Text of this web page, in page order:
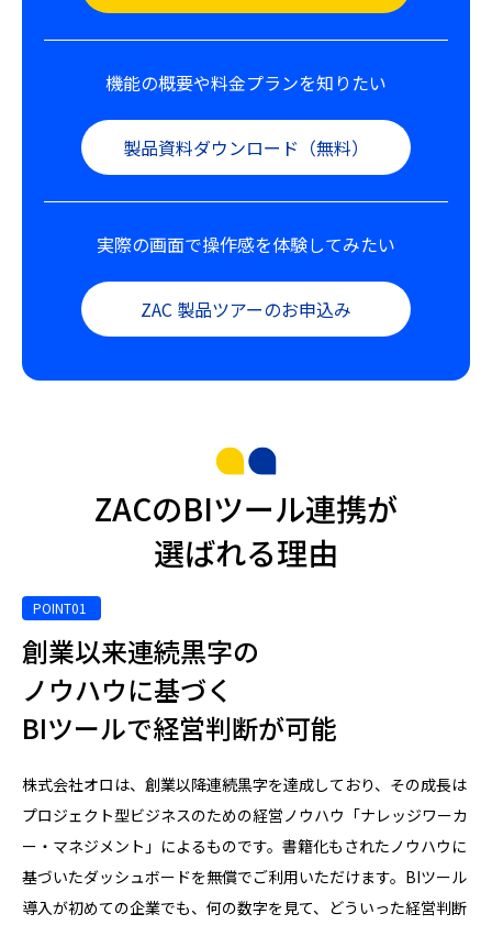
機能の概要や料金プランを知りたい
製品資料ダウンロード（無料）
実際の画面で操作感を体験してみたい
ZAC 製品ツアーのお申込み
ZACのBIツール連携が
選ばれる理由
創業以来連続黒字の
ノウハウに基づく
BIツールで経営判断が可能
株式会社オロは、創業以降連続黒字を達成しており、その成長は
プロジェクト型ビジネスのための経営ノウハウ「ナレッジワーカ
ー・マネジメント」によるものです。書籍化もされたノウハウに
基づいたダッシュボードを無償でご利用いただけます。BIツール
導入が初めての企業でも、何の数字を見て、どういった経営判断